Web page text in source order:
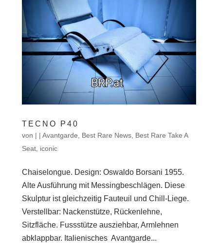
TECNO P40
von | | Avantgarde, Best Rare News, Best Rare Take A
Seat, iconic
Chaiselongue. Design: Oswaldo Borsani 1955.
Alte Ausführung mit Messingbeschlägen. Diese
Skulptur ist gleichzeitig Fauteuil und Chill-Liege.
Verstellbar: Nackenstütze, Rückenlehne,
Sitzfläche. Fussstütze ausziehbar, Armlehnen
abklappbar. Italienisches Avantgarde...